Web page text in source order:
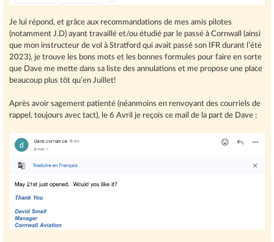
Je lui répond, et grâce aux recommandations de mes amis pilotes
(notamment J.D) ayant travaillé et/ou étudié par le passé à Cornwall (ainsi
que mon instructeur de vol à Stratford qui avait passé son IFR durant l’été
2023), je trouve les bons mots et les bonnes formules pour faire en sorte
que Dave me mette dans sa liste des annulations et me propose une place
beaucoup plus tôt qu’en Juillet!
Après avoir sagement patienté (néanmoins en renvoyant des courriels de
rappel, toujours avec tact), le 6 Avril je reçois ce mail de la part de Dave :